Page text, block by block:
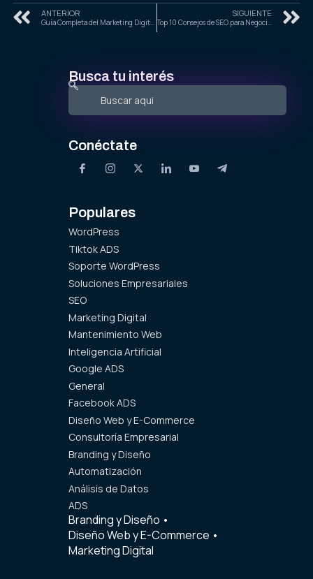
ANTERIOR
Guía Completa del Marketing Digital en Michoacán: Estrategias y Tendencias para 2025
SIGUIENTE
Top 10 Consejos de SEO para Negocios en Monterrey
Busca tu interés
Conéctate
Populares
WordPress
Tiktok ADS
Soporte WordPress
Soluciones Empresariales
SEO
Marketing Digital
Mantenimiento Web
Inteligencia Artificial
Google ADS
General
Facebook ADS
Diseño Web y E-Commerce
Consultoría Empresarial
Branding y Diseño
Automatización
Análisis de Datos
ADS
Branding y Diseño •
Diseño Web y E-Commerce •
Marketing Digital